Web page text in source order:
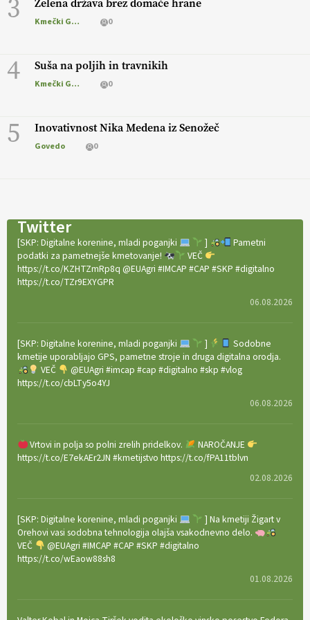
3 Zelena država brez domače hrane
Kmečki Glas 0
4 Suša na poljih in travnikih
Kmečki Glas 0
5 Inovativnost Nika Medena iz Senožeč
Govedo 0
Twitter
[SKP: Digitalne korenine, mladi poganjki ]
Pametni
podatki za pametnejše kmetovanje!
VEČ
https://t.co/KZHTZmRp8q @EUAgri #IMCAP #CAP #SKP #digitalno
https://t.co/TZr9EXYGPR
06.08.2026
[SKP: Digitalne korenine, mladi poganjki ]
Sodobne
kmetije uporabljajo GPS, pametne stroje in druga digitalna orodja.
VEČ
@EUAgri #imcap #cap #digitalno #skp #vlog
https://t.co/cbLTy5o4YJ
06.08.2026
Vrtovi in polja so polni zrelih pridelkov.
NAROČANJE
https://t.co/E7ekAEr2JN #kmetijstvo https://t.co/fPA11tblvn
02.08.2026
[SKP: Digitalne korenine, mladi poganjki
] Na kmetiji Žigart v
Orehovi vasi sodobna tehnologija olajša vsakodnevno delo.
VEČ
@EUAgri #IMCAP #CAP #SKP #digitalno
https://t.co/wEaow88sh8
01.08.2026